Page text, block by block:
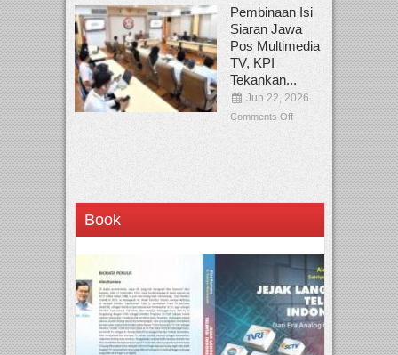
Pembinaan Isi
Siaran Jawa
Pos Multimedia
TV, KPI
Tekankan...
Jun 22, 2026
Comments Off
Book